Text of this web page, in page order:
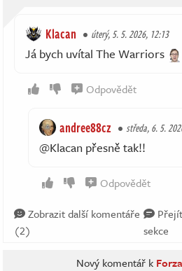
Klacan úterý, 5. 5. 2026, 12:13
Já bych uvítal The Warriors
Odpovědět
andree88cz středa, 6. 5.
@Klacan přesně tak!!
Odpovědět
Zobrazit další komentáře
(2)
Přejít
sekce
Nový komentář k Forza